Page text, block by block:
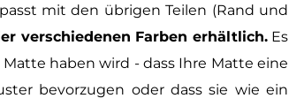
mit den übrigen Teilen (Rand und
verschiedenen Farben erhältlich.Es
haben wird - dass Ihre Matte eine
bevorzugen oder dass sie wie ein